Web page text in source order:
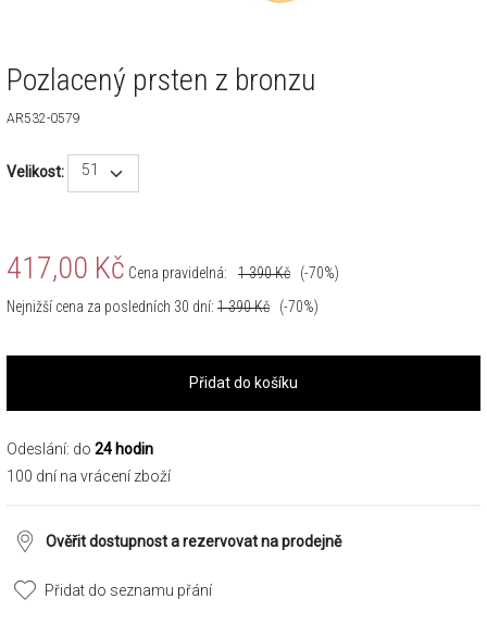
Pozlacený prsten z bronzu
AR532-0579
Velikost: 51
417,00 Kč Cena pravidelná: 1 390Kč
(-70%)
Nejnižší cena za posledních 30 dní: 1 390Kč (-70%)
Přidat do košíku
Odeslání: do 24 hodin
100 dní na vrácení zboží
Ověřit dostupnost a rezervovat na prodejně
Přidat do seznamu přání